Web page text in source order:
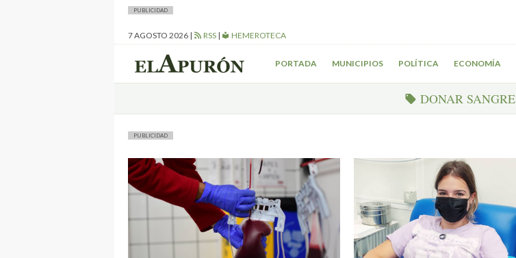
PUBLICIDAD
7 AGOSTO 2026 | RSS | HEMEROTECA
PORTADA MUNICIPIOS POLÍTICA ECONOMÍA
DONAR SANGRE
PUBLICIDAD